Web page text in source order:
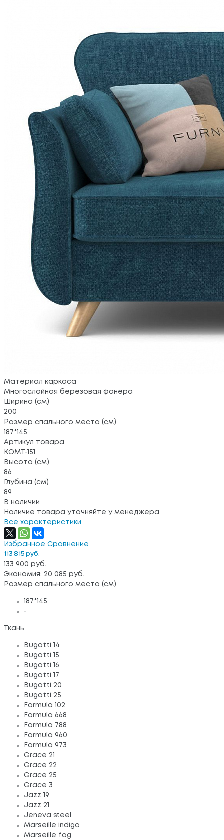
Материал каркаса
Многослойная березовая фанера
Ширина (см)
200
Размер спального места (см)
187*145
Артикул товара
КОМТ-151
Высота (см)
86
Глубина (см)
89
В наличии
Наличие товара уточняйте у менеджера
Все характеристики
Избранное Сравнение
113 815 руб.
133 900 руб.
Экономия: 20 085 руб.
Размер спального места (см)
187*145
-
Ткань
Bugatti 14
Bugatti 15
Bugatti 16
Bugatti 17
Bugatti 20
Bugatti 25
Formula 102
Formula 668
Formula 788
Formula 960
Formula 973
Grace 21
Grace 22
Grace 25
Grace 3
Jazz 19
Jazz 21
Jeneva steel
Marseille indigo
Marseille fog